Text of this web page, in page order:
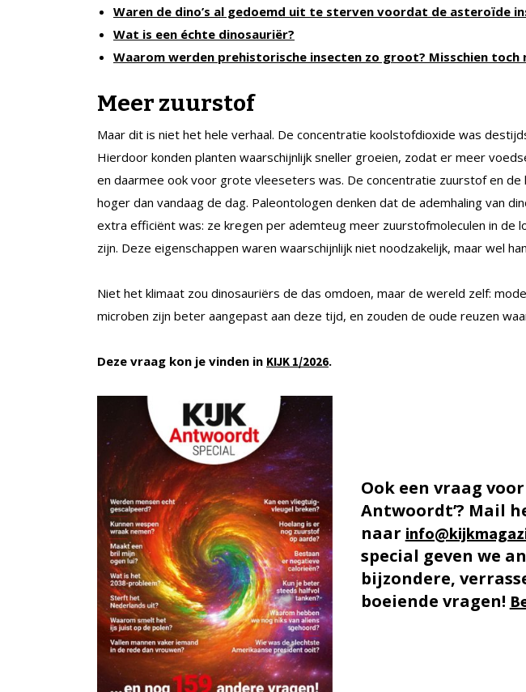
Waren de dino’s al gedoemd uit te sterven voordat de asteroïde
Wat is een échte dinosauriër?
Waarom werden prehistorische insecten zo groot? Misschien
Meer zuurstof
Maar dit is niet het hele verhaal. De concentratie koolstofdioxide was
Hierdoor konden planten waarschijnlijk sneller groeien, zodat er meer
en daarmee ook voor grote vleeseters was. De concentratie zuurstof en de
hoger dan vandaag de dag. Paleontologen denken dat de ademhaling van
extra efficiënt was: ze kregen per ademteug meer zuurstofmoleculen in de
zijn. Deze eigenschappen waren waarschijnlijk niet noodzakelijk, maar wel
Niet het klimaat zou dinosauriërs de das omdoen, maar de wereld zelf:
microben zijn beter aangepast aan deze tijd, en zouden de oude reuzen
Deze vraag kon je vinden in KIJK 1/2026.
Ook een vraag voor
Antwoordt’? Mail
naar
special geven we
bijzondere,
boeiende vragen!